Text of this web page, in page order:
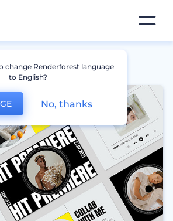
change Renderforest language
to English?
No, thanks